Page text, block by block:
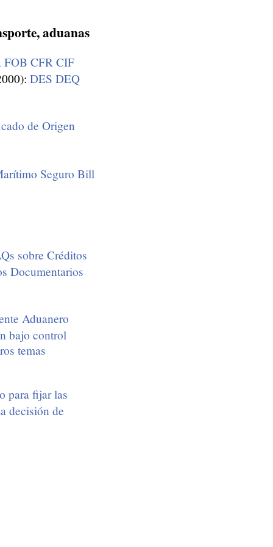
aduanas
FOB CFR CIF
DES DEQ
de Origen
Seguro Bill
sobre Créditos
Documentarios
Aduanero
bajo control
temas
para fijar las
decisión de